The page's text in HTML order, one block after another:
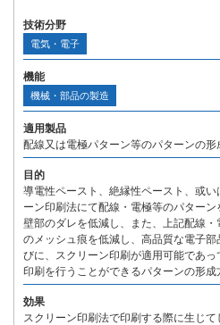
技術分野
電気・電子
機能
機械・部品の製造
適用製品
配線又は電極パターン等のパターンの形
目的
導電性ペースト、絶縁性ペースト、或
ーン印刷法にて配線・電極等のパター
壁部のダレを低減し、また、上記配線
のメッシュ痕を低減し、高品質な電子
びに、スクリーン印刷が適用可能であ
印刷を行うことができるパターンの形成
効果
スクリーン印刷法で印刷する際に生じ